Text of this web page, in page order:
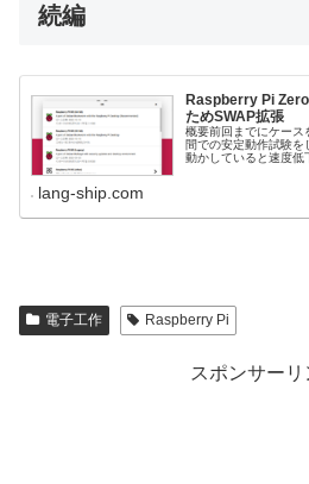
続編
Raspberry Pi Zero
ためSWAP拡張
概要前回までにケース
間での安定動作試験を
動かしていると速度低
lang-ship.com
電子工作 Raspberry Pi
スポンサーリ